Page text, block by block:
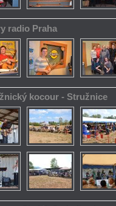
radio Praha
kocour - Stružnice